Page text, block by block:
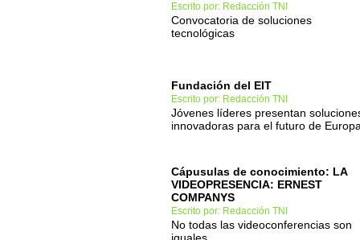
Escrito por: Redacción TNI
Convocatoria de soluciones
tecnológicas
Fundación del EIT
Escrito por: Redacción TNI
Jóvenes líderes presentan
innovadoras para el futuro de
Cápusulas de conocimiento: LA
VIDEOPRESENCIA: ERNEST
COMPANYS
Escrito por: Redacción TNI
No todas las videoconferencias son